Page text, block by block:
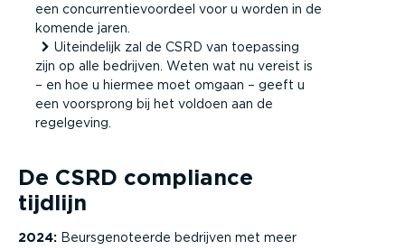
een concurrentievoordeel voor u worden in de
komende jaren.
Uiteindelijk zal de CSRD van toepassing
zijn op alle bedrijven. Weten wat nu vereist is
– en hoe u hiermee moet omgaan – geeft u
een voorsprong bij het voldoen aan de
regelgeving.
De CSRD compliance
tijdlijn
2024: Beursgenoteerde bedrijven met meer